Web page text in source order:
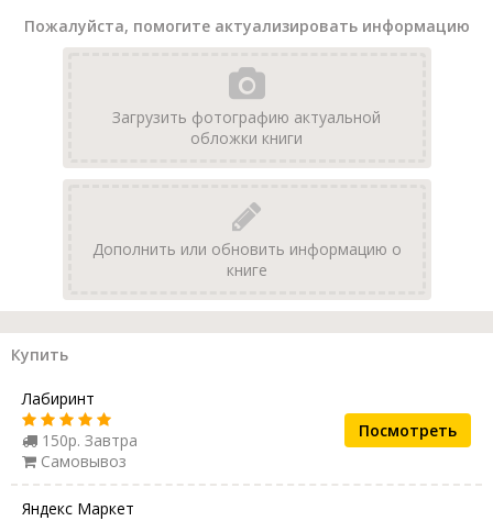
Пожалуйста, помогите актуализировать информацию
Загрузить фотографию актуальной
обложки книги
Дополнить или обновить информацию о
книге
Купить
Лабиринт
150р. Завтра
Самовывоз
Посмотреть
Яндекс Маркет